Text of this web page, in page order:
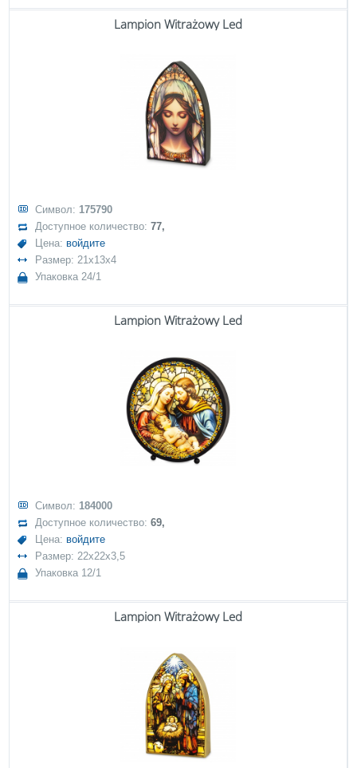
Lampion Witrażowy Led
Символ: 175790
Доступное количество:77,
Цена: войдите
Размер: 21x13x4
Упаковка 24/1
Lampion Witrażowy Led
Символ: 184000
Доступное количество:69,
Цена: войдите
Размер: 22x22x3,5
Упаковка 12/1
Lampion Witrażowy Led